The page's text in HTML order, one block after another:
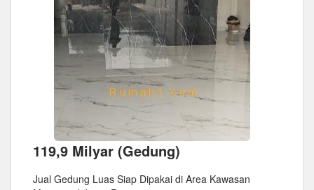
119,9 Milyar (Gedung)
Jual Gedung Luas Siap Dipakai di Area Kawasan